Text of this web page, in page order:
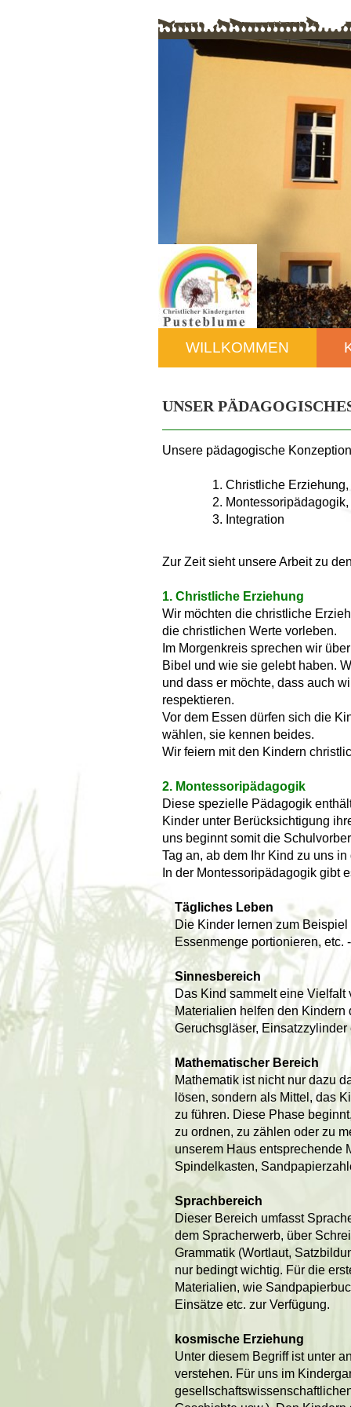
WILLKOMMEN
UNSER
Unsere pädagogische
1. Christliche Erziehung,
2. Montessoripädagogik,
3. Integration
Zur Zeit sieht unsere Arbeit zu
1. Christliche Erziehung
Wir möchten die christliche
die christlichen Werte vorleben.
Im Morgenkreis sprechen wir
Bibel und wie sie gelebt haben.
und dass er möchte, dass auch
respektieren.
Vor dem Essen dürfen sich die
wählen, sie kennen beides.
Wir feiern mit den Kindern
2. Montessoripädagogik
Diese spezielle Pädagogik
Kinder unter Berücksichtigung
uns beginnt somit die
Tag an, ab dem Ihr Kind zu uns
In der Montessoripädagogik gibt
Tägliches Leben
Die Kinder lernen zum Beispiel
Essenmenge portionieren, etc.
Sinnesbereich
Das Kind sammelt eine Vielfalt
Materialien helfen den Kindern
Geruchsgläser, Einsatzzylinder
Mathematischer Bereich
Mathematik ist nicht nur dazu
lösen, sondern als Mittel, das
zu führen. Diese Phase
zu ordnen, zu zählen oder zu
unserem Haus entsprechende
Spindelkasten,
Sprachbereich
Dieser Bereich umfasst
dem Spracherwerb, über
Grammatik (Wortlaut,
nur bedingt wichtig. Für die
Materialien, wie
Einsätze etc. zur Verfügung.
kosmische Erziehung
Unter diesem Begriff ist unter
verstehen. Für uns im